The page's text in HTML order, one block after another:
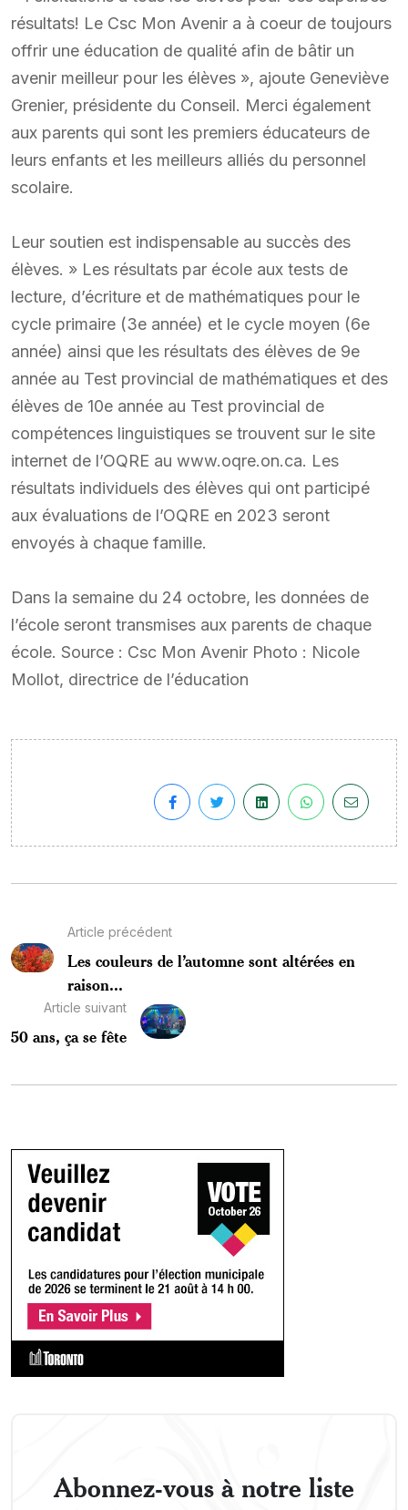
résultats! Le Csc Mon Avenir a à coeur de toujours
offrir une éducation de qualité afin de bâtir un
avenir meilleur pour les élèves », ajoute Geneviève
Grenier, présidente du Conseil. Merci également
aux parents qui sont les premiers éducateurs de
leurs enfants et les meilleurs alliés du personnel
scolaire.
Leur soutien est indispensable au succès des
élèves. » Les résultats par école aux tests de
lecture, d’écriture et de mathématiques pour le
cycle primaire (3e année) et le cycle moyen (6e
année) ainsi que les résultats des élèves de 9e
année au Test provincial de mathématiques et des
élèves de 10e année au Test provincial de
compétences linguistiques se trouvent sur le site
internet de l’OQRE au www.oqre.on.ca. Les
résultats individuels des élèves qui ont participé
aux évaluations de l’OQRE en 2023 seront
envoyés à chaque famille.
Dans la semaine du 24 octobre, les données de
l’école seront transmises aux parents de chaque
école. Source : Csc Mon Avenir Photo : Nicole
Mollot, directrice de l’éducation
Article précédent
Les couleurs de l’automne sont altérées en
raison...
Article suivant
50 ans, ça se fête
Abonnez-vous à notre liste